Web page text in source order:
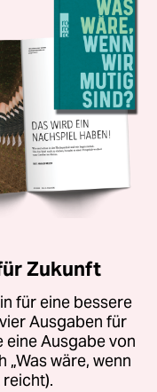
Zukunft
für eine bessere
Ausgaben für
eine Ausgabe von
„Was wäre, wenn